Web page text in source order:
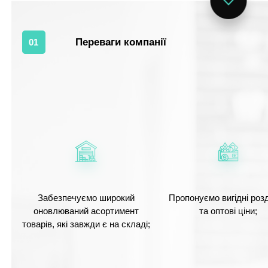
01 Переваги компанії
Забезпечуємо широкий
оновлюваний асортимент
товарів, які завжди є на складі;
Пропонуємо вигідні
та оптові ціни;